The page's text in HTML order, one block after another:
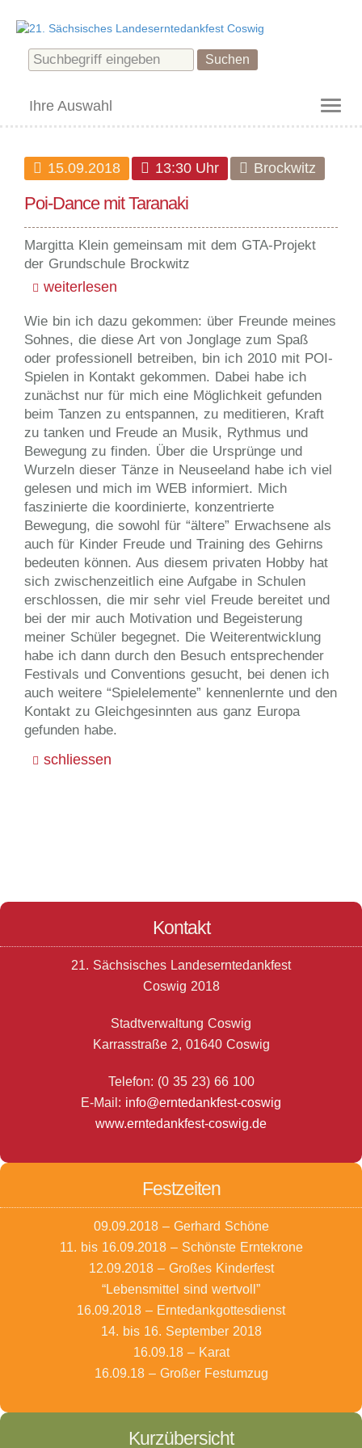
Ihre Auswahl
15.09.2018 13:30 Uhr Brockwitz
Poi-Dance mit Taranaki
Margitta Klein gemeinsam mit dem GTA-Projekt
der Grundschule Brockwitz
weiterlesen
Wie bin ich dazu gekommen: über Freunde meines
Sohnes, die diese Art von Jonglage zum Spaß
oder professionell betreiben, bin ich 2010 mit POI-
Spielen in Kontakt gekommen. Dabei habe ich
zunächst nur für mich eine Möglichkeit gefunden
beim Tanzen zu entspannen, zu meditieren, Kraft
zu tanken und Freude an Musik, Rythmus und
Bewegung zu finden. Über die Ursprünge und
Wurzeln dieser Tänze in Neuseeland habe ich viel
gelesen und mich im WEB informiert. Mich
faszinierte die koordinierte, konzentrierte
Bewegung, die sowohl für “ältere” Erwachsene als
auch für Kinder Freude und Training des Gehirns
bedeuten können. Aus diesem privaten Hobby hat
sich zwischenzeitlich eine Aufgabe in Schulen
erschlossen, die mir sehr viel Freude bereitet und
bei der mir auch Motivation und Begeisterung
meiner Schüler begegnet. Die Weiterentwicklung
habe ich dann durch den Besuch entsprechender
Festivals und Conventions gesucht, bei denen ich
auch weitere “Spielelemente” kennenlernte und den
Kontakt zu Gleichgesinnten aus ganz Europa
gefunden habe.
schliessen
Kontakt
21. Sächsisches Landeserntedankfest
Coswig 2018
Stadtverwaltung Coswig
Karrasstraße 2, 01640 Coswig
Telefon: (0 35 23) 66 100
E-Mail: info@erntedankfest-coswig
www.erntedankfest-coswig.de
Festzeiten
09.09.2018 – Gerhard Schöne
11. bis 16.09.2018 – Schönste Erntekrone
12.09.2018 – Großes Kinderfest
“Lebensmittel sind wertvoll”
16.09.2018 – Erntedankgottesdienst
14. bis 16. September 2018
16.09.18 – Karat
16.09.18 – Großer Festumzug
Kurzübersicht